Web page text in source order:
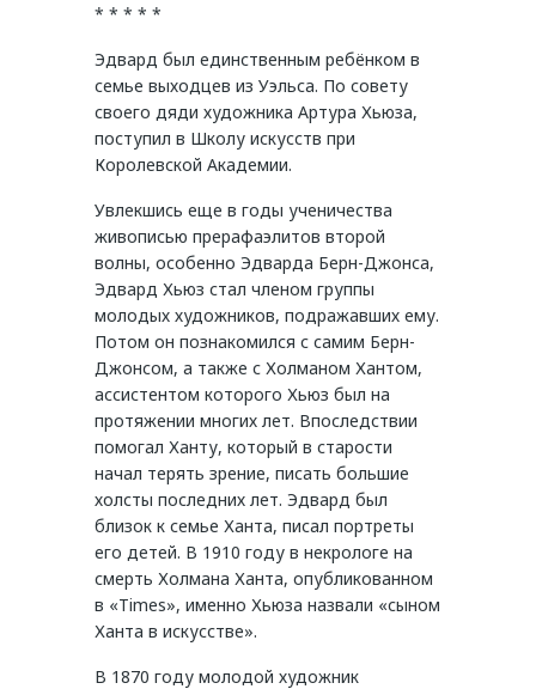
* * * * *
Эдвард был единственным ребёнком в
семье выходцев из Уэльса. По совету
своего дяди художника Артура Хьюза,
поступил в Школу искусств при
Королевской Академии.
Увлекшись еще в годы ученичества
живописью прерафаэлитов второй
волны, особенно Эдварда Берн-Джонса,
Эдвард Хьюз стал членом группы
молодых художников, подражавших ему.
Потом он познакомился с самим Берн-
Джонсом, а также с Холманом Хантом,
ассистентом которого Хьюз был на
протяжении многих лет. Впоследствии
помогал Ханту, который в старости
начал терять зрение, писать большие
холсты последних лет. Эдвард был
близок к семье Ханта, писал портреты
его детей. В 1910 году в некрологе на
смерть Холмана Ханта, опубликованном
в «Times», именно Хьюза назвали «сыном
Ханта в искусстве».
В 1870 году молодой художник